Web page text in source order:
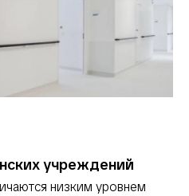
учреждений
низким уровнем